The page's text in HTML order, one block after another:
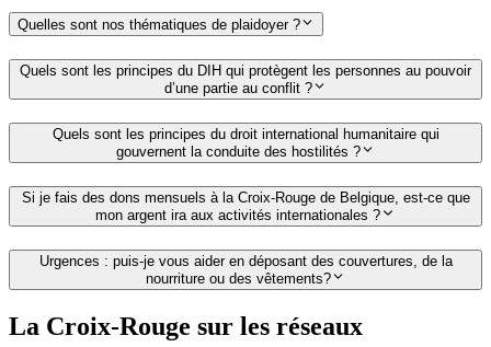
Quelles sont nos thématiques de plaidoyer ?
Quels sont les principes du DIH qui protègent les personnes au pouvoir
d’une partie au conflit ?
Quels sont les principes du droit international humanitaire qui
gouvernent la conduite des hostilités ?
Si je fais des dons mensuels à la Croix-Rouge de Belgique, est-ce que
mon argent ira aux activités internationales ?
Urgences : puis-je vous aider en déposant des couvertures, de la
nourriture ou des vêtements?
La Croix-Rouge sur les réseaux